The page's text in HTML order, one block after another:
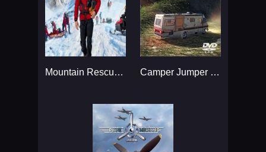
Mountain Rescue Simulator... Camper Jumper Simulator...